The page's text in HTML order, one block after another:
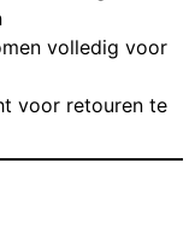
volledig voor
voor retouren te